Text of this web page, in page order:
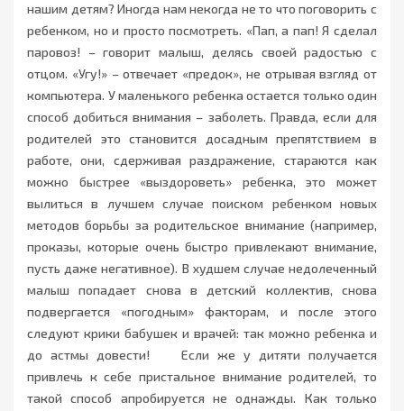
нашим детям? Иногда нам некогда не то что поговорить с
ребенком, но и просто посмотреть. «Пап, а пап! Я сделал
паровоз! – говорит малыш, делясь своей радостью с
отцом. «Угу!» – отвечает «предок», не отрывая взгляд от
компьютера. У маленького ребенка остается только один
способ добиться внимания – заболеть. Правда, если для
родителей это становится досадным препятствием в
работе, они, сдерживая раздражение, стараются как
можно быстрее «выздороветь» ребенка, это может
вылиться в лучшем случае поиском ребенком новых
методов борьбы за родительское внимание (например,
проказы, которые очень быстро привлекают внимание,
пусть даже негативное). В худшем случае недолеченный
малыш попадает снова в детский коллектив, снова
подвергается «погодным» факторам, и после этого
следуют крики бабушек и врачей: так можно ребенка и
до астмы довести! Если же у дитяти получается
привлечь к себе пристальное внимание родителей, то
такой способ апробируется не однажды. Как только